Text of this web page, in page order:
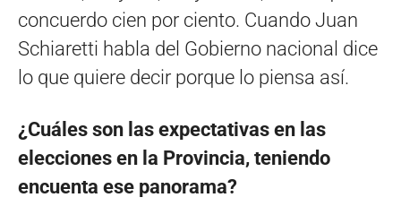
concuerdo cien por ciento. Cuando Juan
Schiaretti habla del Gobierno nacional dice
lo que quiere decir porque lo piensa así.
¿Cuáles son las expectativas en las
elecciones en la Provincia, teniendo
encuenta ese panorama?